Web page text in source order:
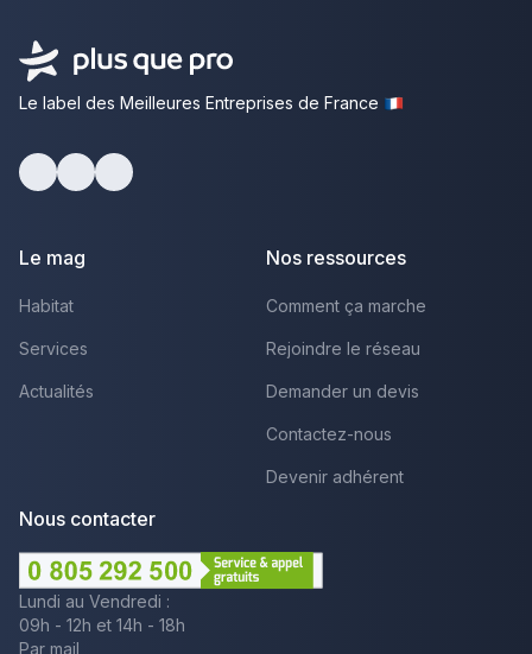
Le label des Meilleures Entreprises de France
Le mag
Habitat
Services
Actualités
Nos ressources
Comment ça marche
Rejoindre le réseau
Demander un devis
Contactez-nous
Devenir adhérent
Nous contacter
Lundi au Vendredi :
09h - 12h et 14h - 18h
Par mail